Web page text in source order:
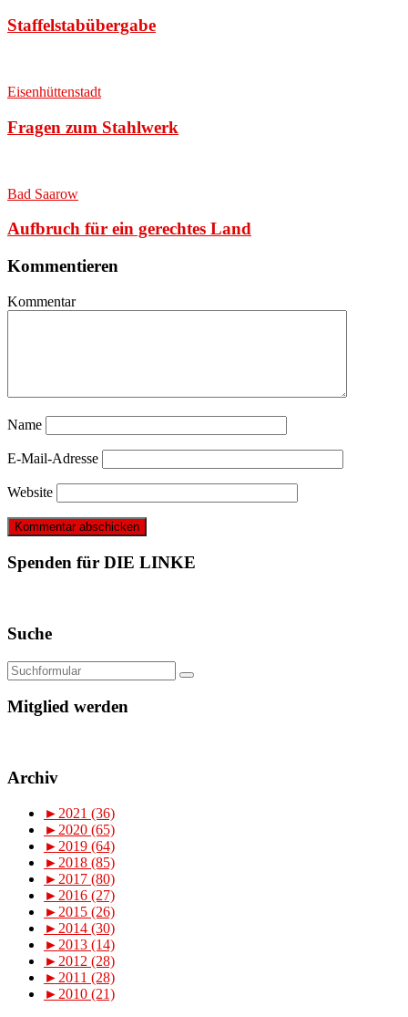
Staffelstabübergabe
Eisenhüttenstadt
Fragen zum Stahlwerk
Bad Saarow
Aufbruch für ein gerechtes Land
Kommentieren
Kommentar
Name
E-Mail-Adresse
Website
Spenden für DIE LINKE
Suche
Mitglied werden
Archiv
► 2021 (36)
► 2020 (65)
► 2019 (64)
► 2018 (85)
► 2017 (80)
► 2016 (27)
► 2015 (26)
► 2014 (30)
► 2013 (14)
► 2012 (28)
► 2011 (28)
► 2010 (21)